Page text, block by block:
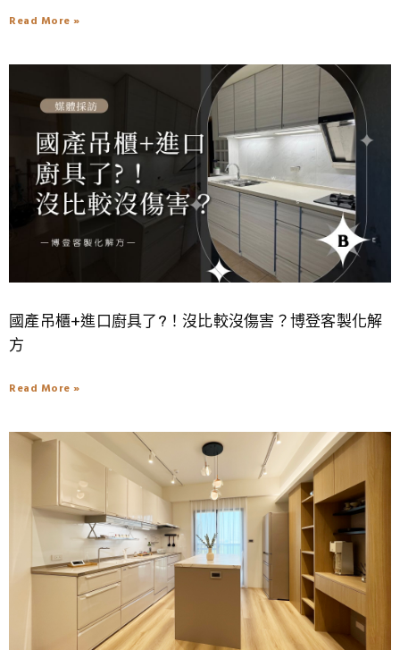
Read More »
國產吊櫃+進口廚具了?！沒比較沒傷害？博登客製化解
方
Read More »